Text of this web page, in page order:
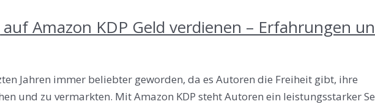
Amazon KDP Geld verdienen – Erfahrungen
Jahren immer beliebter geworden, da es Autoren die Freiheit gibt, ihre
und zu vermarkten. Mit Amazon KDP steht Autoren ein leistungsstarker